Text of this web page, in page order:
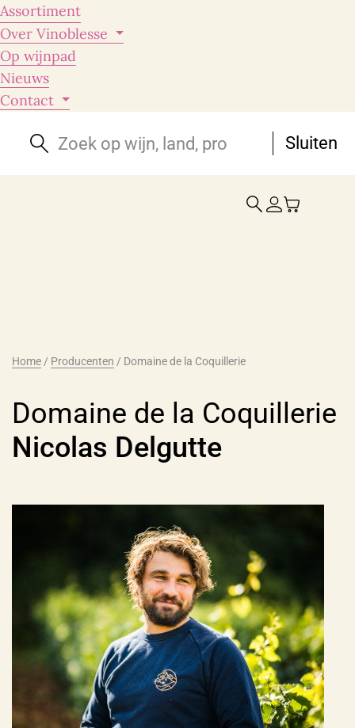
Assortiment
Over Vinoblesse
Op wijnpad
Nieuws
Contact
Sluiten
Home / Producenten / Domaine de la Coquillerie
Domaine de la Coquillerie
Nicolas Delgutte